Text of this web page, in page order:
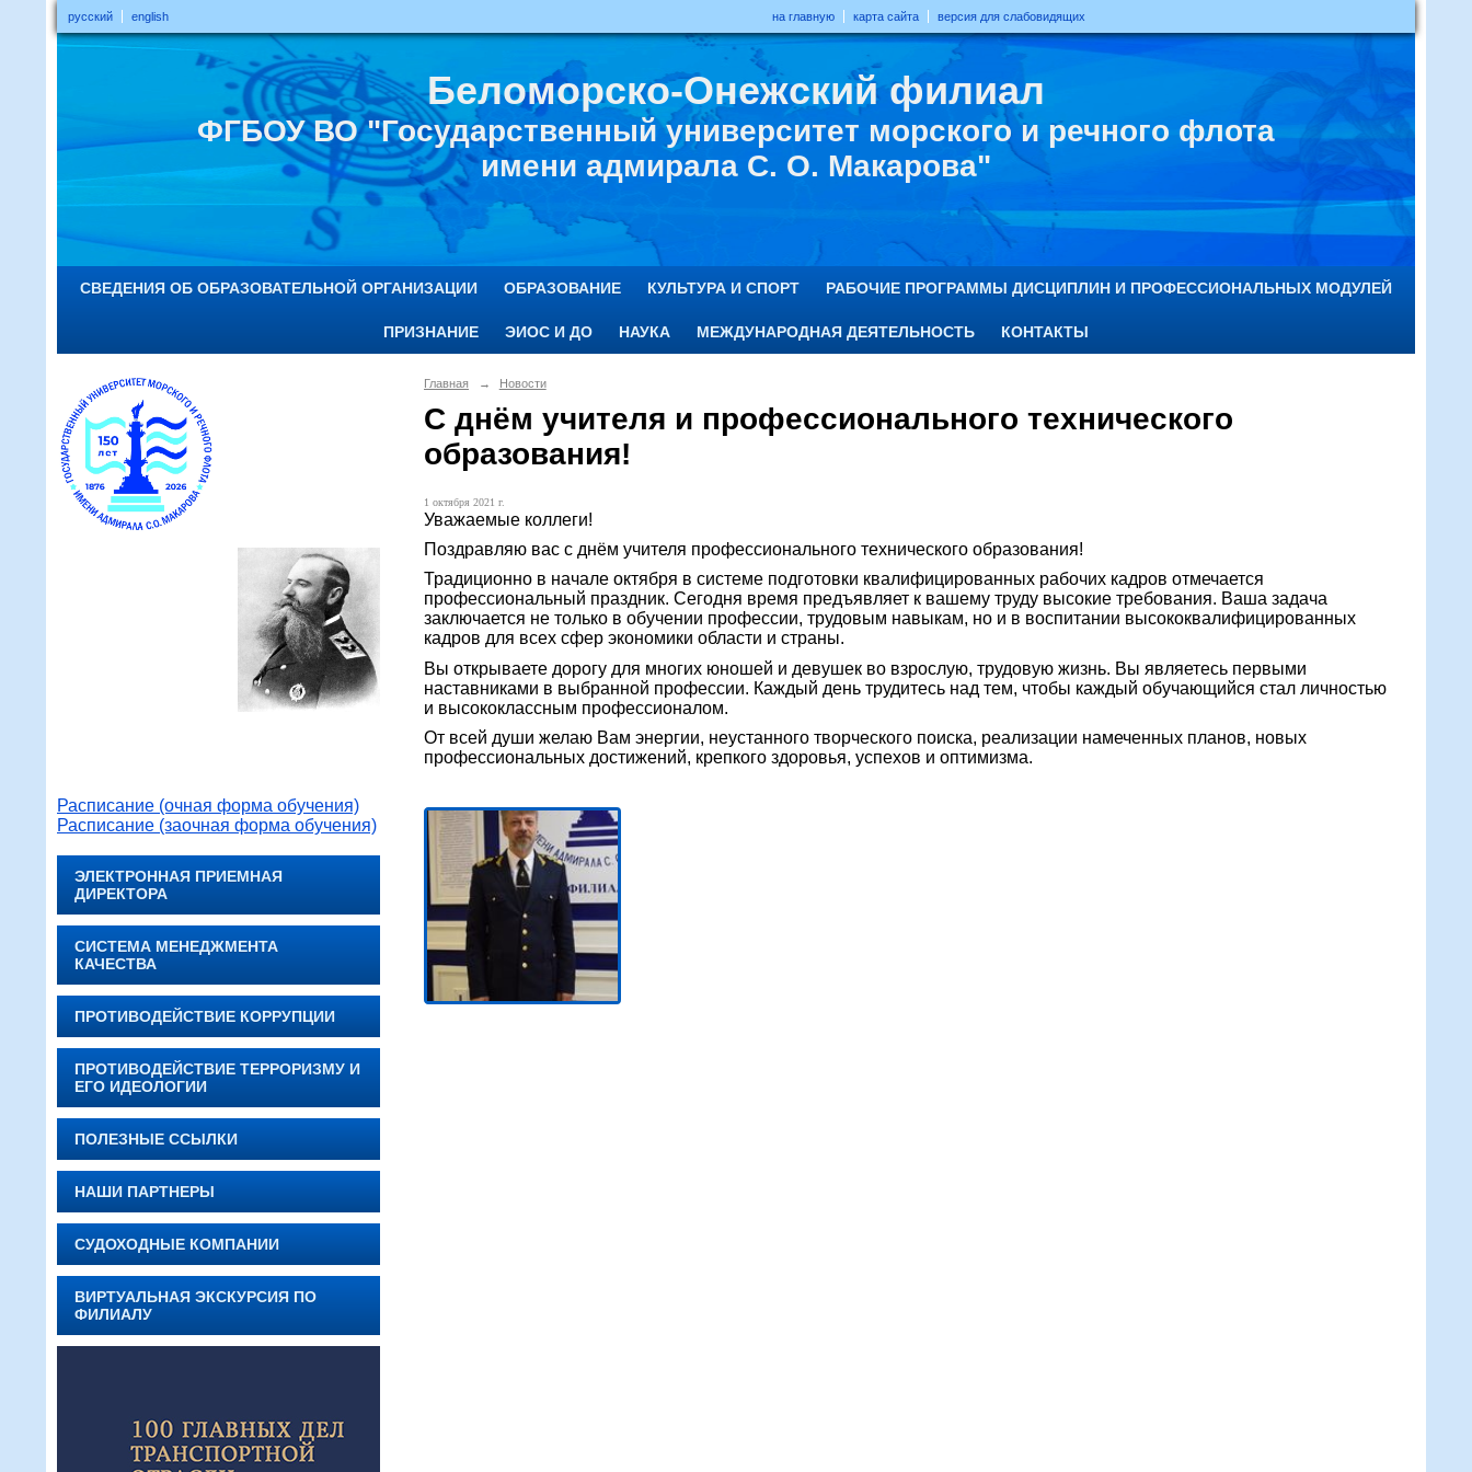
русский english на главную карта сайта версия для слабовидящих
Беломорско-Онежский филиал
ФГБОУ ВО "Государственный университет морского и речного флота
имени адмирала С. О. Макарова"
СВЕДЕНИЯ ОБ ОБРАЗОВАТЕЛЬНОЙ ОРГАНИЗАЦИИ ОБРАЗОВАНИЕ КУЛЬТУРА И СПОРТ РАБОЧИЕ ПРОГРАММЫ ДИСЦИПЛИН И ПРОФЕССИОНАЛЬНЫХ МОДУЛЕЙ
ПРИЗНАНИЕ ЭИОС И ДО НАУКА МЕЖДУНАРОДНАЯ ДЕЯТЕЛЬНОСТЬ КОНТАКТЫ
Расписание (очная форма обучения)
Расписание (заочная форма обучения)
ЭЛЕКТРОННАЯ ПРИЕМНАЯ
ДИРЕКТОРА
СИСТЕМА МЕНЕДЖМЕНТА
КАЧЕСТВА
ПРОТИВОДЕЙСТВИЕ КОРРУПЦИИ
ПРОТИВОДЕЙСТВИЕ ТЕРРОРИЗМУ И
ЕГО ИДЕОЛОГИИ
ПОЛЕЗНЫЕ ССЫЛКИ
НАШИ ПАРТНЕРЫ
СУДОХОДНЫЕ КОМПАНИИ
ВИРТУАЛЬНАЯ ЭКСКУРСИЯ ПО
ФИЛИАЛУ
Главная → Новости
C днём учителя и профессионального технического
образования!
1 октября 2021 г.
Уважаемые коллеги!
Поздравляю вас с днём учителя профессионального технического образования!
Традиционно в начале октября в системе подготовки квалифицированных рабочих кадров отмечается
профессиональный праздник. Сегодня время предъявляет к вашему труду высокие требования. Ваша задача
заключается не только в обучении профессии, трудовым навыкам, но и в воспитании высококвалифицированных
кадров для всех сфер экономики области и страны.
Вы открываете дорогу для многих юношей и девушек во взрослую, трудовую жизнь. Вы являетесь первыми
наставниками в выбранной профессии. Каждый день трудитесь над тем, чтобы каждый обучающийся стал личностью
и высококлассным профессионалом.
От всей души желаю Вам энергии, неустанного творческого поиска, реализации намеченных планов, новых
профессиональных достижений, крепкого здоровья, успехов и оптимизма.